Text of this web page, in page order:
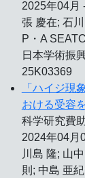
2025年04月
張 慶在; 石
P・A
日本学術振
25K03369
「ハイジ現
おける受容
科学研究費
2024年04月
川島 隆; 山
則; 中島 亜